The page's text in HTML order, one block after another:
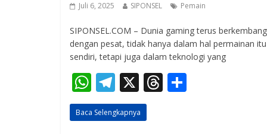
Juli 6, 2025 SIPONSEL Pemain
SIPONSEL.COM – Dunia gaming terus berkembang
dengan pesat, tidak hanya dalam hal permainan itu
sendiri, tetapi juga dalam teknologi yang
W
h
at
T
el
e
X T
Baca Selengkapnya